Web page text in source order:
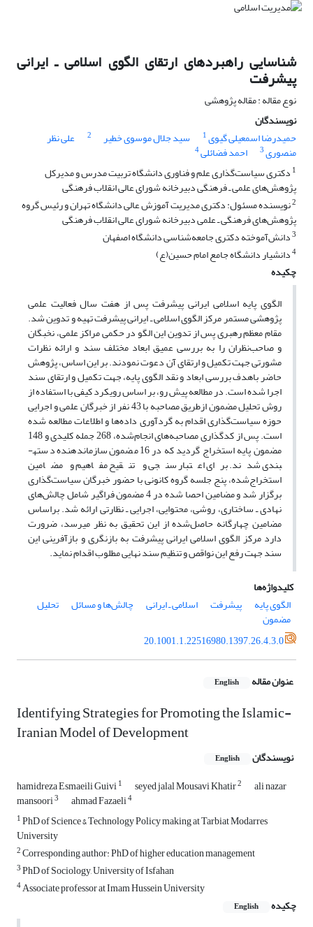
شناسایی راهبردهای ارتقای الگوی اسلامی ـ ایرانی
پیشرفت
نوع مقاله : مقاله پژوهشی
نویسندگان
حمیدرضا اسمعیلی گیوی1 سید جلال موسوی خطیر 2 علی نظر
منصوری3 احمد فضائلی4
1 دکتری سیاست‌گذاری علم و فناوری دانشگاه تربیت مدرس و مدیرکل
پژوهش‌های علمی ـ فرهنگی دبیرخانه شورای عالی انقلاب فرهنگی
2نویسنده مسئول: دکتری مدیریت آموزش عالی دانشگاه تهران و رئیس گروه
پژوهش‌های فرهنگی ـ علمی دبیرخانه شورای عالی انقلاب فرهنگی
3دانش‌آموخته دکتری جامعه‌شناسی دانشگاه اصفهان
4دانشیار دانشگاه جامع امام حسین(ع)
چکیده
الگوی پایه اسلامی ایرانی پیشرفت پس از هفت سال فعالیت علمی
پژوهشی مستمر مرکز الگوی اسلامی ـ ایرانی پیشرفت تهیه و تدوین شد.
مقام معظم رهبری پس از تدوین این الگو در حکمی مراکز علمی، نخبگان
و صاحب‌نظران را به بررسی عمیق ابعاد مختلف سند و ارائه نظرات
مشورتی جهت تکمیل و ارتقای آن دعوت نمودند. بر این اساس، پژوهش
حاضر باهدف بررسی ابعاد و نقد الگوی پایه، جهت تکمیل و ارتقای سند
اجرا شده است. در مطالعه پیش رو، بر اساس رویکرد کیفی با استفاده از
روش تحلیل مضمون ازطریق مصاحبه با 43 نفر از خبرگان علمی و اجرایی
حوزه سیاست‌گذاری اقدام به گردآوری داده‌ها و اطلاعات مطالعه شده
است. پس از کدگذاری مصاحبه‌های انجام‌شده، 268 جمله کلیدی و 148
مضمون پایه استخراج گردید که در 16 مضمون سازمان­دهنده دسته­
بندی شدند. برای اعتبار سنجی و تنقیح مفاهیم و مضامین
استخراج‌شده، پنج جلسه گروه کانونی با حضور خبرگان سیاست‌گذاری
برگزار شد و مضامین احصا شده در 4 مضمون فراگیر شامل چالش‌های
نهادی ـ ساختاری، روشی، محتوایی، اجرایی ـ نظارتی ارائه شد. براساس
مضامین چهارگانه حاصل‌شده از این تحقیق به نظر می­رسد، ضرورت
دارد مرکز الگوی اسلامی ایرانی پیشرفت به بازنگری و بازآفرینی این
سند جهت رفع این نواقص و تنظیم سند نهایی مطلوب اقدام نماید.
کلیدواژه‌ها
الگوی پایه
پیشرفت اسلامی ـ ایرانی چالش‌ها و مسائل تحلیل
مضمون
20.1001.1.22516980.1397.26.4.3.0
عنوان مقاله English
Identifying Strategies for Promoting the Islamic-
Iranian Model of Development
نویسندگان English
hamidreza Esmaeili Guivi1 seyed jalal Mousavi Khatir2 ali nazar
mansoori3 ahmad Fazaeli4
1PhD of Science & Technology Policy making at Tarbiat Modarres
University
2Corresponding author: PhD of higher education management
3PhD of Sociology, University of Isfahan
4Associate professor at Imam Hussein University
چکیده
English